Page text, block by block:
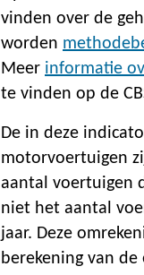
vinden over de
worden
Meer informatie
te vinden op de
De in deze
motorvoertuigen
aantal voertuigen
niet het aantal
jaar. Deze
berekening van